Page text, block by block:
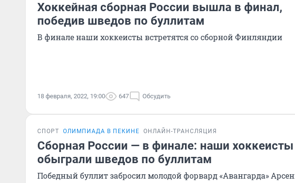
Хоккейная сборная России вышла в финал,
победив шведов по буллитам
В финале наши хоккеисты встретятся со сборной Финляндии
18 февраля, 2022, 19:00 647 Обсудить
СПОРТ ОЛИМПИАДА В ПЕКИНЕ ОНЛАЙН-ТРАНСЛЯЦИЯ
Сборная России — в финале: наши хоккеисты
обыграли шведов по буллитам
Победный буллит забросил молодой форвард «Авангарда»